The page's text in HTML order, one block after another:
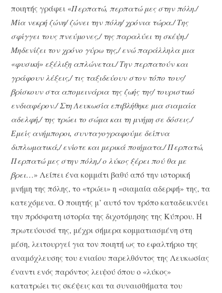
ποιητής γράφει «Περπατώ, περπατώ μες στην πόλη./
Μία νεκρή ζώνη/ ζώνει την πόλη/ χρόνια τώρα./ Της
σφίγγει τους πνεύμονες,/ της παραλύει τη σκέψη./
Μηδενίζει τον χρόνο γύρω της,/ ενώ παράλληλα μια
«φυσική» εξέλιξη απλώνεται./ Την περπατούν και
γράφουν λέξεις,/ τις ταξιδεύουν στον τόπο τους/
βρίσκουν στα απομεινάρια της ζωής της/ τουριστικό
ενδιαφέρον./ Στη Λευκωσία επιβλήθηκε μια σιαμαία
αδελφή,/ της τρώει το σώμα και τη μνήμη σε δόσεις./
Εμείς ανήμποροι, συνταγογραφούμε δείπνα
διπλωματικά,/ ενίοτε και μερικά ποιήματα./ Περπατώ,
Περπατώ μες στην πόλη,/ ο λύκος ξέρει πού θα με
βρει…» Λείπει ένα κομμάτι βαθύ από την ιστορική
μνήμη της πόλης, το «τρώει» η «σιαμαία αδερφή» της, τα
κατεχόμενα. Ο ποιητής μ’ αυτό τον τρόπο καταδεικνύει
την πρόσφατη ιστορία της διχοτόμησης της Κύπρου. Η
πρωτεύουσά της, μέχρι σήμερα κομματιασμένη στη
μέση, λειτουργεί για τον ποιητή ως το εφαλτήριο της
αναμόχλευσης του ενιαίου παρελθόντος της Λευκωσίας
έναντι ενός παρόντος λειψού όπου ο «λύκος»
κατατρώει τις σκέψεις και τα συναισθήματα του